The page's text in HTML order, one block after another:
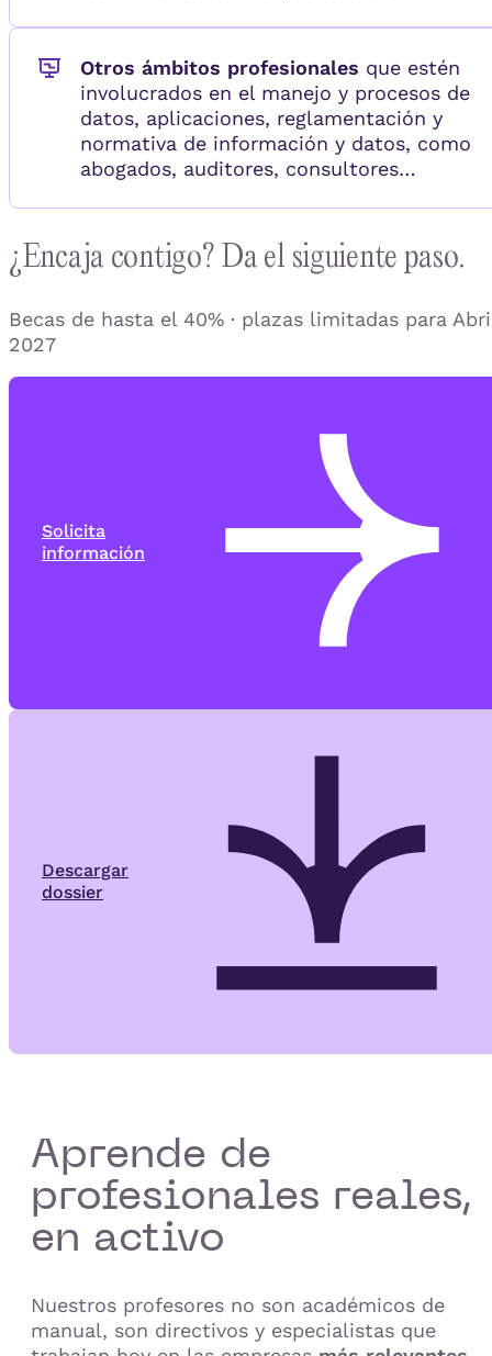
Otros ámbitos profesionales que estén
involucrados en el manejo y procesos de
datos, aplicaciones, reglamentación y
normativa de información y datos, como
abogados, auditores, consultores…
¿Encaja contigo? Da el siguiente paso.
Becas de hasta el 40% · plazas limitadas para
2027
Solicita
información
Descargar
dossier
Aprende de
profesionales reales,
en activo
Nuestros profesores no son académicos de
manual, son directivos y especialistas que